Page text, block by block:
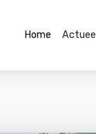
Home Actueel